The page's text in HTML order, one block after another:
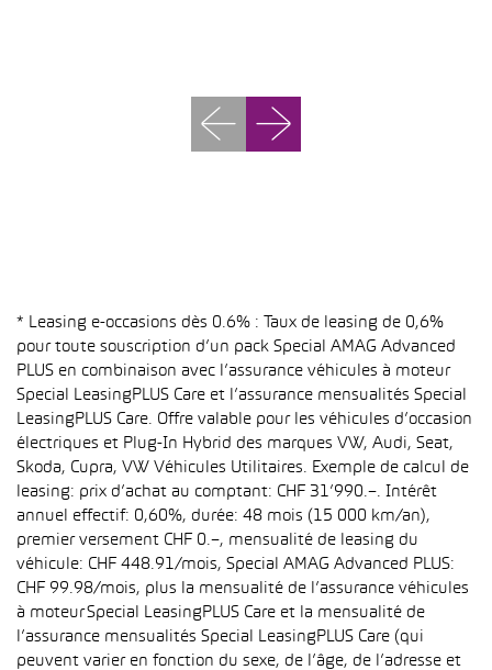
* Leasing e-occasions dès 0.6% : Taux de leasing de 0,6%
pour toute souscription d’un pack Special AMAG Advanced
PLUS en combinaison avec l’assurance véhicules à moteur
Special LeasingPLUS Care et l’assurance mensualités Special
LeasingPLUS Care. Offre valable pour les véhicules d’occasion
électriques et Plug-In Hybrid des marques VW, Audi, Seat,
Skoda, Cupra, VW Véhicules Utilitaires. Exemple de calcul de
leasing: prix d’achat au comptant: CHF 31’990.–. Intérêt
annuel effectif: 0,60%, durée: 48 mois (15 000 km/an),
premier versement CHF 0.–, mensualité de leasing du
véhicule: CHF 448.91/mois, Special AMAG Advanced PLUS:
CHF 99.98/mois, plus la mensualité de l’assurance véhicules
à moteur Special LeasingPLUS Care et la mensualité de
l’assurance mensualités Special LeasingPLUS Care (qui
peuvent varier en fonction du sexe, de l’âge, de l’adresse et